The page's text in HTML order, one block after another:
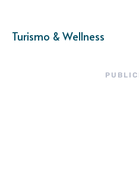
Turismo & Wellness